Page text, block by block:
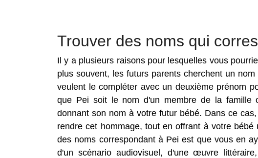
Trouver des noms qui
Il y a plusieurs raisons pour lesquelles vous
plus souvent, les futurs parents cherchent un
veulent le compléter avec un deuxième prénom
que Pei soit le nom d'un membre de la famille
donnant son nom à votre futur bébé. Dans ce
rendre cet hommage, tout en offrant à votre
des noms correspondant à Pei est que vous en
d'un scénario audiovisuel, d'une œuvre